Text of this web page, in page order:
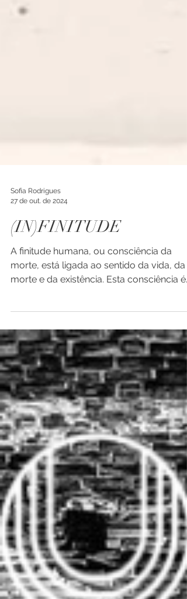
Sofia Rodrigues
27 de out. de 2024
(IN)FINITUDE
morte e da existência. Esta consciência é
abordada, para...